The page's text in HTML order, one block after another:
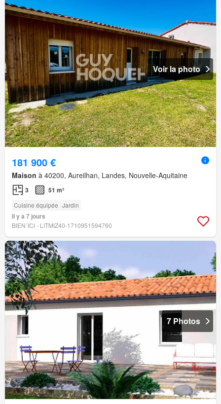
Voir la photo
181 900 €
Maison à 40200, Aureilhan, Landes, Nouvelle-Aquitaine
3 51 m²
Cuisine équipée Jardin
Il y a 7 jours
BIEN´ICI - LITMIZ40-1710951594760
7 Photos